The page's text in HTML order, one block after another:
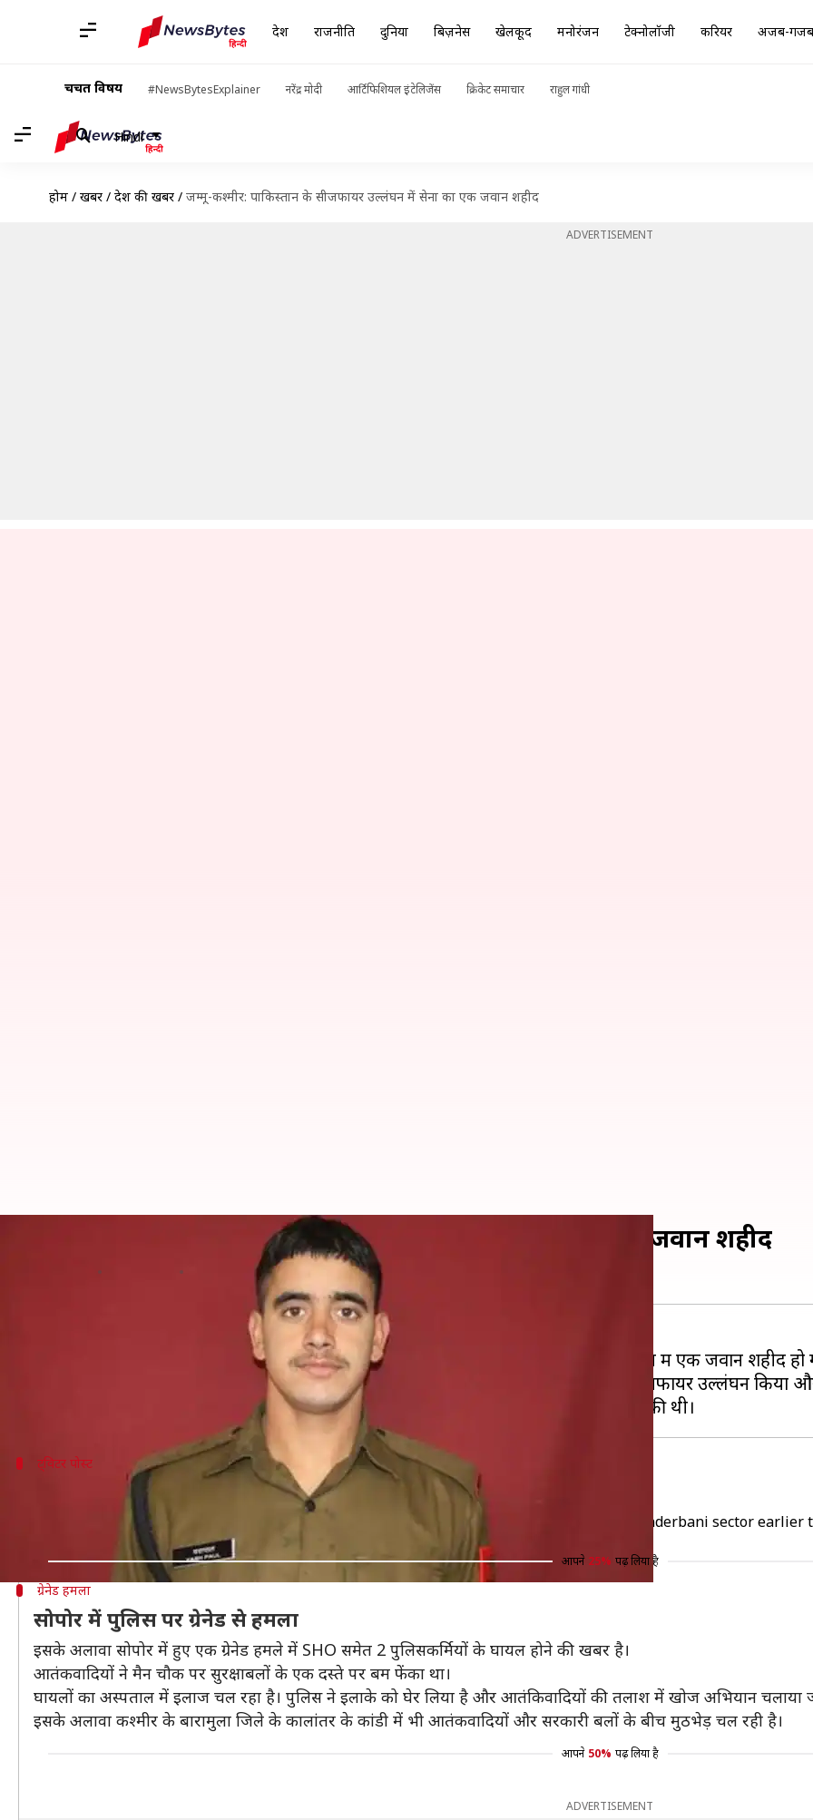
देश राजनीति दुनिया बिज़नेस खेलकूद मनोरंजन टेक्नोलॉजी करियर अजब-गजब
चर्चित विषय #NewsBytesExplainer नरेंद्र मोदी आर्टिफिशियल इंटेलिजेंस क्रिकेट समाचार राहुल गांधी
Hindi
होम / खबरें / देश की खबरें / जम्मू-कश्मीर: पाकिस्तान के सीजफायर उल्लंघन में सेना का एक जवान शहीद
ADVERTISEMENT
जम्मू-कश्मीर: पाकिस्तान के सीजफायर उल्लंघन में सेना का एक जवान शहीद
यहां एक तरफ पूरा देश होली के रंगों में डूबा हुआ है, वहीं सीमा पर पाकिस्तान के सीजफायर उल्लंघन में एक जवान शहीद हो
न्यूज एजेंसी PTI के अनुसार, पाकिस्तान ने जम्मू-कश्मीर के रजौरी जिले के सुंदरबानी सेक्टर में सीजफायर उल्लंघन किया
ट्विटर पोस्ट
मात्र 24 वर्ष के थे शहीद यश पॉल
JK: Army rifleman 24 year old Yash Paul lost his life in ceasefire violation by Pakistan in Sunderbani sector earlier
March 21, 2019
आपने 25% पढ़ लिया है
ग्रेनेड हमला
सोपोर में पुलिस पर ग्रेनेड से हमला
इसके अलावा सोपोर में हुए एक ग्रेनेड हमले में SHO समेत 2 पुलिसकर्मियों के घायल होने की खबर है।
आतंकवादियों ने मैन चौक पर सुरक्षाबलों के एक दस्ते पर बम फेंका था।
घायलों का अस्पताल में इलाज चल रहा है। पुलिस ने इलाके को घेर लिया है और आतंकिवादियों की तलाश में खोज अभियान चलाया
इसके अलावा कश्मीर के बारामुला जिले के कालांतर के कांडी में भी आतंकवादियों और सरकारी बलों के बीच मुठभेड़ चल रही है।
आपने 50% पढ़ लिया है
ADVERTISEMENT